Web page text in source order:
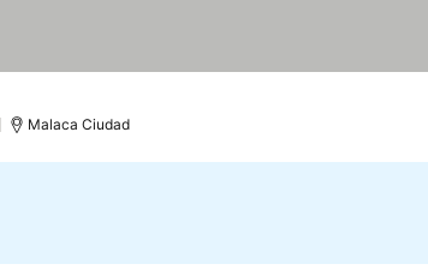
Malaca Ciudad